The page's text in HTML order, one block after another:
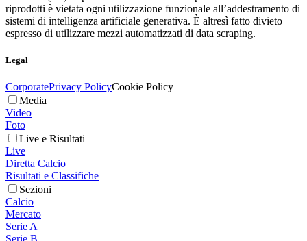
riprodotti è vietata ogni utilizzazione funzionale all’addestramento di
sistemi di intelligenza artificiale generativa. È altresì fatto divieto
espresso di utilizzare mezzi automatizzati di data scraping.
Legal
CorporatePrivacy PolicyCookie Policy
Media
Video
Foto
Live e Risultati
Live
Diretta Calcio
Risultati e Classifiche
Sezioni
Calcio
Mercato
Serie A
Serie B